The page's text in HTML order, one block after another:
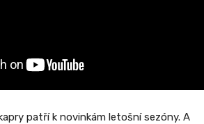
patří k novinkám letošní sezóny. A